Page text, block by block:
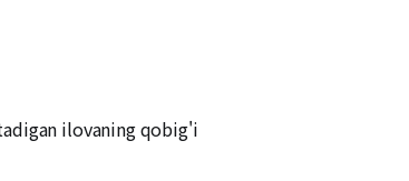
ilovaning qobig'i